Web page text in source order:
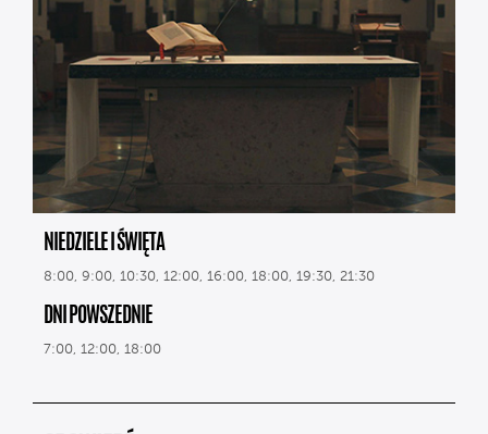
NIEDZIELE I ŚWIĘTA
8:00, 9:00, 10:30, 12:00, 16:00, 18:00, 19:30, 21:30
DNI POWSZEDNIE
7:00, 12:00, 18:00